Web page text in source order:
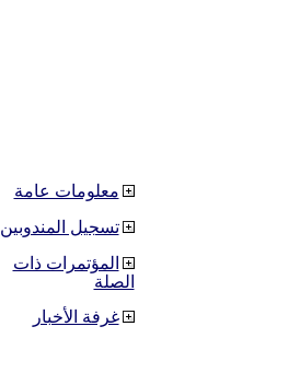
معلومات عامة
تسجيل المندوبين
المؤتمرات ذات
الصلة
غرفة الأخبار